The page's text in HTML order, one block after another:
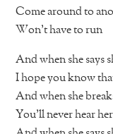
Come around to
Won’t have to run
And when she says
I hope you know
And when she
You’ll never hear